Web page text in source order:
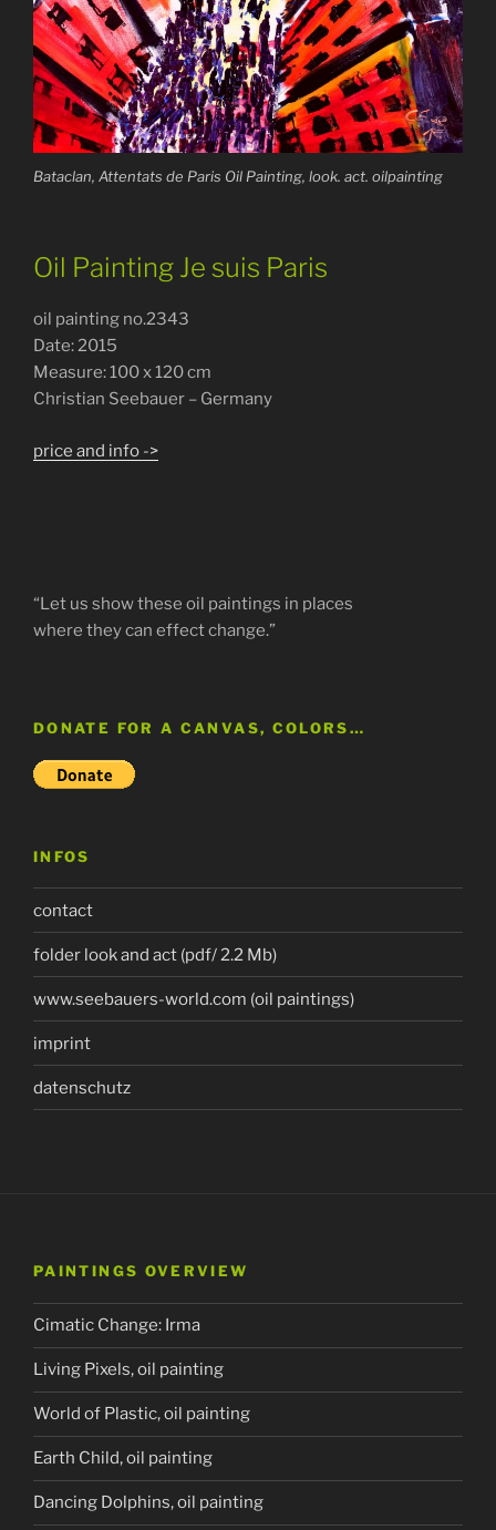
Bataclan, Attentats de Paris Oil Painting, look. act. oilpainting
Oil Painting Je suis Paris
oil painting no.2343
Date: 2015
Measure: 100 x 120 cm
Christian Seebauer – Germany
price and info ->
“Let us show these oil paintings in places
where they can effect change.”
DONATE FOR A CANVAS, COLORS…
INFOS
contact
folder look and act (pdf/ 2.2 Mb)
www.seebauers-world.com (oil paintings)
imprint
datenschutz
PAINTINGS OVERVIEW
Cimatic Change: Irma
Living Pixels, oil painting
World of Plastic, oil painting
Earth Child, oil painting
Dancing Dolphins, oil painting